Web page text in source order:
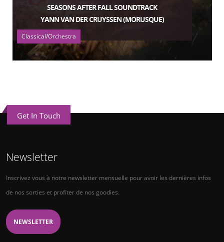
SEASONS AFTER FALL SOUNDTRACK
YANN VAN DER CRUYSSEN (MORUSQUE)
Classical/Orchestra
Get In Touch
Newsletter
Inscrivez vous à notre newsletter mensuelle pour avoir les dernières infos
de nos sorties et profiter de nos goodies.
NEWSLETTER